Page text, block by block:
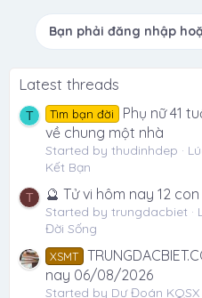
Bạn phải đăng nhập
Latest threads
T Tìm bạn đời
Phụ nữ 41
về chung một nhà
Started by thudinhdep
Kết Bạn
T 🔮 Tử vi hôm nay 12
Started by trungdacbiet
Đời Sống
XSMT
nay 06/08/2026
Started by Dự Đoán KQSX